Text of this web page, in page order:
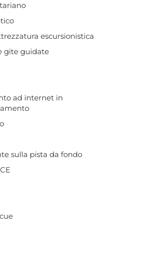
escursionistica
gite guidate
ad internet in
sulla pista da fondo